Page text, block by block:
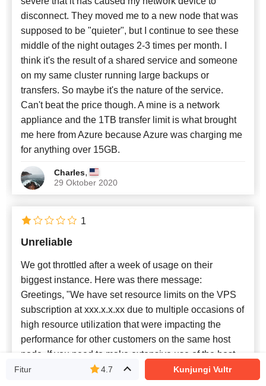
disconnect. They moved me to a new node that was
supposed to be "quieter", but I continue to see these
middle of the night outages 2-3 times per month. I
think it's the result of a shared service and someone
on my same cluster running large backups or
transfers. So maybe it's the nature of the service.
Can't beat the price though. A mine is a network
appliance and the 1TB transfer limit is what brought
me here from Azure because Azure was charging me
for anything over 15GB.
Charles,
29 Oktober 2020
Unreliable
We got throttled after a week of usage on their
biggest instance. Here was there message:
Greetings, "We have set resource limits on the VPS
subscription at xxx.x.x.xx due to multiple occasions of
high resource utilization that were impacting the
performance for other customers on the same host
node. If you need to make extensive use of the host
CPU, disk, and/or network resources, please
1
Fitur 4.7 Kunjungi Vultr